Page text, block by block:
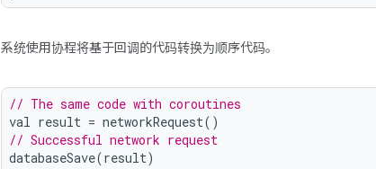
系统使用协程将基于回调的代码转换为顺序代码。
// The same code with coroutines
val result = networkRequest()
// Successful network request
databaseSave(result)